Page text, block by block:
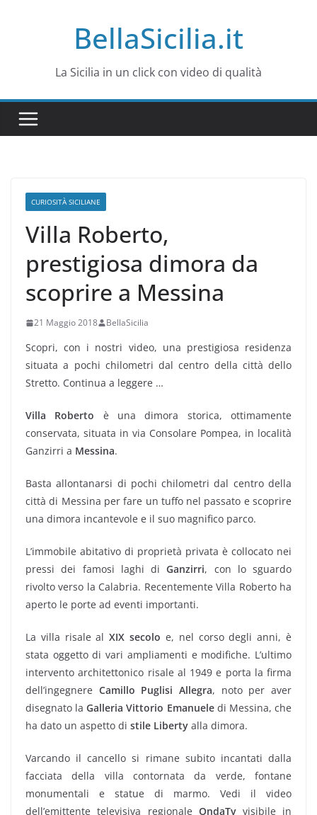
BellaSicilia.it
La Sicilia in un click con video di qualità
CURIOSITÀ SICILIANE
Villa Roberto,
prestigiosa dimora da
scoprire a Messina
21 Maggio 2018 BellaSicilia
Scopri, con i nostri video, una prestigiosa residenza
situata a pochi chilometri dal centro della città dello
Stretto. Continua a leggere …
Villa Roberto è una dimora storica, ottimamente
conservata, situata in via Consolare Pompea, in località
Ganzirri a Messina.
Basta allontanarsi di pochi chilometri dal centro della
città di Messina per fare un tuffo nel passato e scoprire
una dimora incantevole e il suo magnifico parco.
L’immobile abitativo di proprietà privata è collocato nei
pressi dei famosi laghi di Ganzirri, con lo sguardo
rivolto verso la Calabria. Recentemente Villa Roberto ha
aperto le porte ad eventi importanti.
La villa risale alXIX secolo e, nel corso degli anni, è
stata oggetto di vari ampliamenti e modifiche. L’ultimo
intervento architettonico risale al 1949 e porta la firma
dell’ingegnere Camillo Puglisi Allegra, noto per aver
disegnato laGalleria Vittorio Emanueledi Messina, che
ha dato un aspetto di stile Liberty alla dimora.
Varcando il cancello si rimane subito incantati dalla
facciata della villa contornata da verde, fontane
monumentali e statue di marmo. Vedi il video
dell’emittente televisiva regionaleOndaTvvisibile in